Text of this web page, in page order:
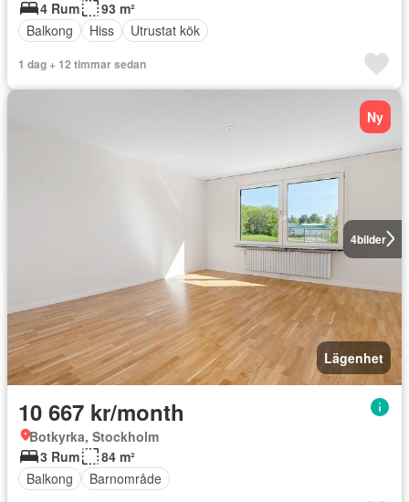
4 Rum
93 m²
Balkong
Hiss Utrustat kök
1 dag + 12 timmar sedan
4bilder
Ny
Lägenhet
10 667 kr/month
Botkyrka, Stockholm
3 Rum
84 m²
Balkong
Barnområde